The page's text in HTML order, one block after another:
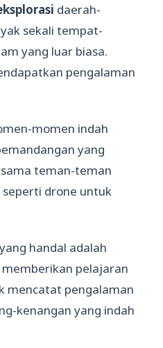
daerah-
sekali tempat-
yang luar biasa.
pengalaman
momen indah
yang
teman-teman
drone untuk
handal adalah
pelajaran
mencatat pengalaman
kenangan yang indah